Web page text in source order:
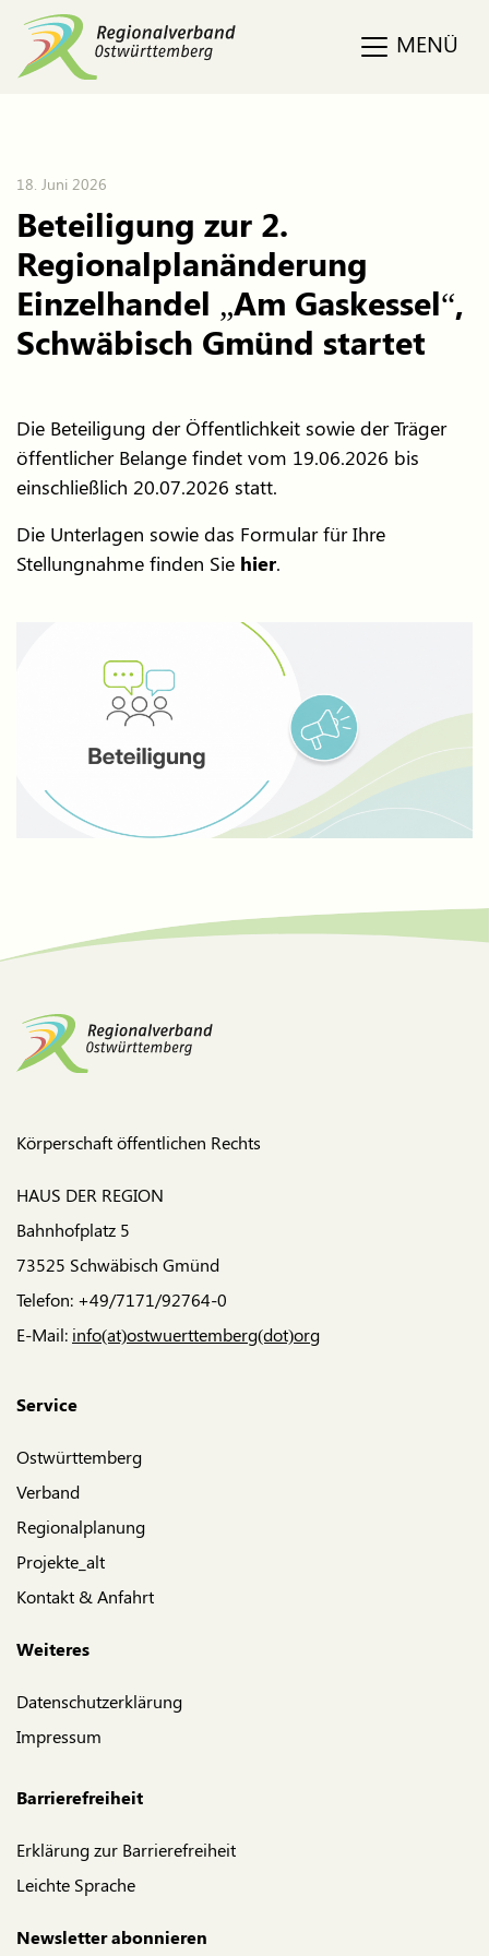
MENÜ
18. Juni 2026
Beteiligung zur 2.
Regionalplanänderung
Einzelhandel „Am Gaskessel“,
Schwäbisch Gmünd startet
Die Beteiligung der Öffentlichkeit sowie der Träger
öffentlicher Belange findet vom 19.06.2026 bis
einschließlich 20.07.2026 statt.
Die Unterlagen sowie das Formular für Ihre
Stellungnahme finden Sie hier.
Körperschaft öffentlichen Rechts
HAUS DER REGION
Bahnhofplatz 5
73525 Schwäbisch Gmünd
Telefon: +49/7171/92764-0
E-Mail: info(at)ostwuerttemberg(dot)org
Service
Ostwürttemberg
Verband
Regionalplanung
Projekte_alt
Kontakt & Anfahrt
Weiteres
Datenschutzerklärung
Impressum
Barrierefreiheit
Erklärung zur Barrierefreiheit
Leichte Sprache
Newsletter abonnieren